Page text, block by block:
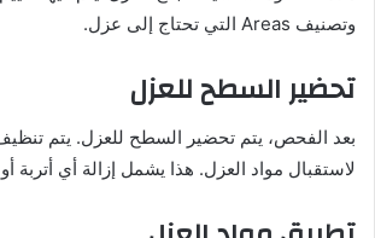
وتصنيف Areas التي تحتاج إلى عزل.
تحضير السطح للعزل
بعد الفحص، يتم تحضير السطح للعزل. يتم
لاستقبال مواد العزل. هذا يشمل إزالة أي أتربة